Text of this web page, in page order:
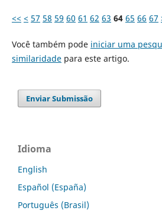
<< < 57 58 59 60 61 62 63 64 65 66 67
Você também pode iniciar uma
similaridadepara este artigo.
Enviar Submissão
Idioma
English
Español (España)
Português (Brasil)